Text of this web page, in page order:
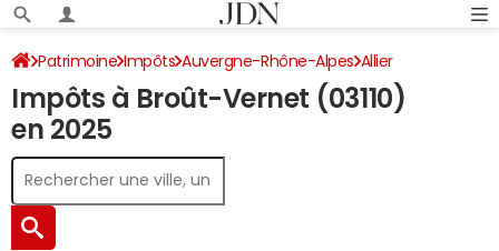
Patrimoine Impôts Auvergne-Rhône-Alpes Allier
Broût-Vernet Impôt sur le revenu
Impôts à Broût-Vernet (03110)
en 2025